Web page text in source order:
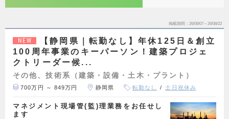
掲載期間 26/08/07～26/08/22
NEW
【静岡県｜転勤なし】年休125日＆創立
100周年事業のキーパーソン！建築プロジェ
クトリーダー候...
その他、技術系（建築・設備・土木・プラント）
700万円 ～ 849万円 静岡県 転勤なし 土日祝休み
マネジメント現場管(監)理業務をお任せし
ます